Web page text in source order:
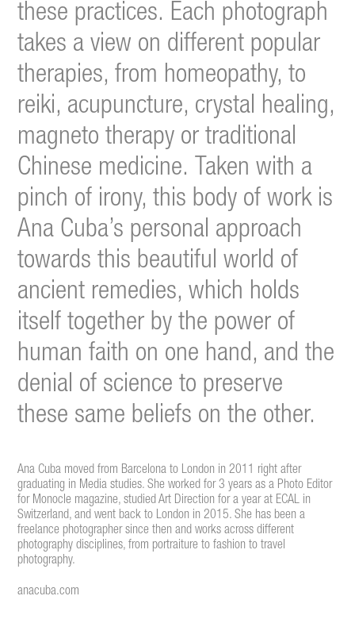
these practices. Each photograph
takes a view on different popular
therapies, from homeopathy, to
reiki, acupuncture, crystal healing,
magneto therapy or traditional
Chinese medicine. Taken with a
pinch of irony, this body of work is
Ana Cuba’s personal approach
towards this beautiful world of
ancient remedies, which holds
itself together by the power of
human faith on one hand, and the
denial of science to preserve
these same beliefs on the other.
Ana Cuba moved from Barcelona to London in 2011 right after
graduating in Media studies. She worked for 3 years as a Photo Editor
for Monocle magazine, studied Art Direction for a year at ECAL in
Switzerland, and went back to London in 2015. She has been a
freelance photographer since then and works across different
photography disciplines, from portraiture to fashion to travel
photography.
anacuba.com